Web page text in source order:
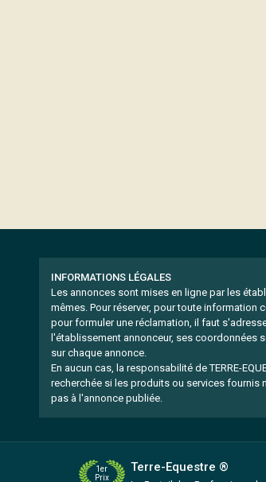
INFORMATIONS LÉGALES
Les annonces sont mises en ligne par les
mêmes.Pour réserver, pour toute information
pour formuler une réclamation, il faut
l'établissement annonceur, ses coordonnées
sur chaque annonce.
En aucun cas, la responsabilité de TERRE-
recherchée si les produits ou services fournis
pas à l'annonce publiée.
1er
Prix
Terre-Equestre ®